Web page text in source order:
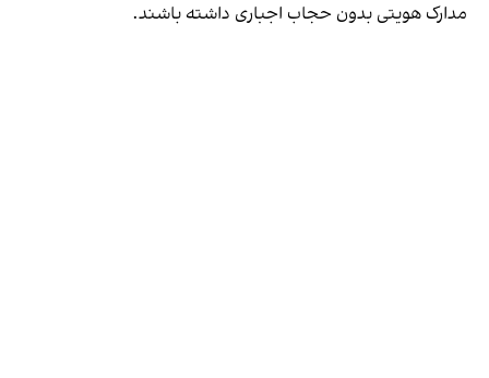
مدارک هویتی بدون حجاب اجباری داشته باشند.